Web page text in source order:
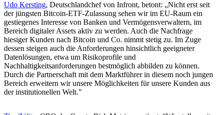
Udo Kersting, Deutschlandchef von Infront, betont: „Nicht erst seit
der jüngsten Bitcoin-ETF-Zulassung sehen wir im EU-Raum ein
gestiegenes Interesse von Banken und Vermögensverwaltern, im
Bereich digitaler Assets aktiv zu werden. Auch die Nachfrage
hiesiger Kunden nach Bitcoin und Co. nimmt stetig zu. Im Zuge
dessen steigen auch die Anforderungen hinsichtlich geeigneter
Datenlösungen, etwa um Risikoprofile und
Nachhaltigkeitsanforderungen bestmöglich abbilden zu können.
Durch die Partnerschaft mit dem Marktführer in diesem noch jungen
Bereich erweitern wir unsere Möglichkeiten für unsere Kunden aus
der institutionellen Welt.”